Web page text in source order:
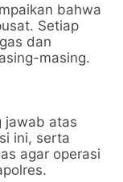
bahwa
Setiap
dan
masing.
jawab atas
ini, serta
agar operasi